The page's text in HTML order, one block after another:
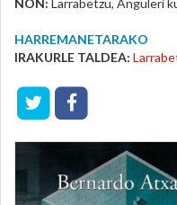
NON: Larrabetzu, Anguleri
HARREMANETARAKO
IRAKURLE TALDEA: